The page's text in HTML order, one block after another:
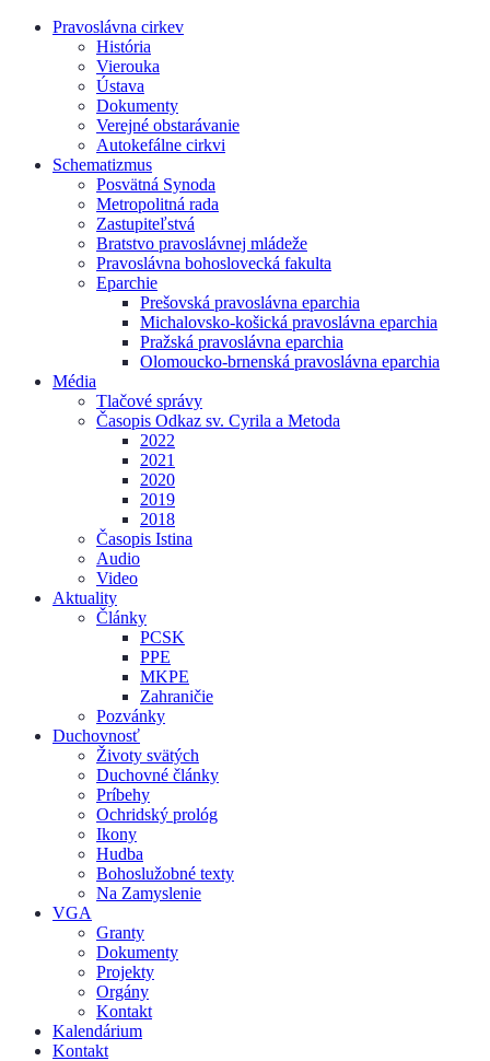
Pravoslávna cirkev
História
Vierouka
Ústava
Dokumenty
Verejné obstarávanie
Autokefálne cirkvi
Schematizmus
Posvätná Synoda
Metropolitná rada
Zastupiteľstvá
Bratstvo pravoslávnej mládeže
Pravoslávna bohoslovecká fakulta
Eparchie
Prešovská pravoslávna eparchia
Michalovsko-košická pravoslávna eparchia
Pražská pravoslávna eparchia
Olomoucko-brnenská pravoslávna eparchia
Média
Tlačové správy
Časopis Odkaz sv. Cyrila a Metoda
2022
2021
2020
2019
2018
Časopis Istina
Audio
Video
Aktuality
Články
PCSK
PPE
MKPE
Zahraničie
Pozvánky
Duchovnosť
Životy svätých
Duchovné články
Príbehy
Ochridský prológ
Ikony
Hudba
Bohoslužobné texty
Na Zamyslenie
VGA
Granty
Dokumenty
Projekty
Orgány
Kontakt
Kalendárium
Kontakt